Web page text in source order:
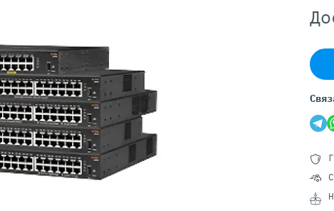
Серверы Huawei Atlas
DELL
G17
G16
G15
G14